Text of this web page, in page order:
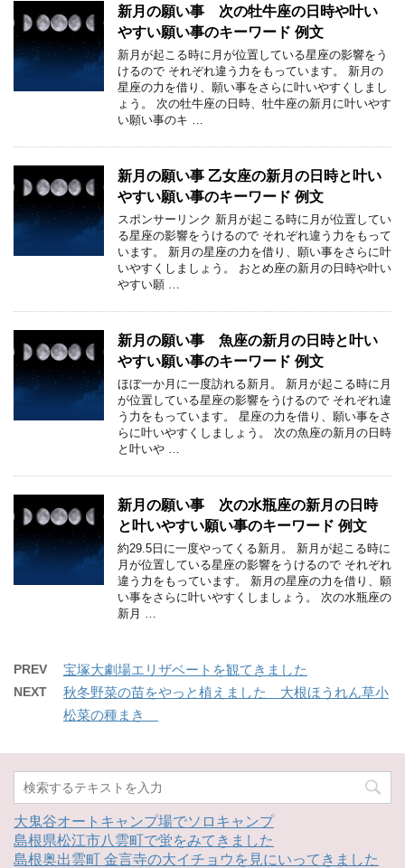
新月の願い事 次の牡牛座の日時や叶い
やすい願い事のキーワード 例文
新月が起こる時に月が位置している星座の影響をう
けるので それぞれ違う力をもっています。 新月の
星座の力を借り、願い事をさらに叶いやすくしまし
ょう。 次の牡牛座の日時、牡牛座の新月に叶いやす
い願い事のキ …
新月の願い事 乙女座の新月の日時と叶い
やすい願い事のキーワード 例文
スポンサーリンク 新月が起こる時に月が位置してい
る星座の影響をうけるので それぞれ違う力をもって
います。 新月の星座の力を借り、願い事をさらに叶
いやすくしましょう。 おとめ座の新月の日時や叶い
やすい願 …
新月の願い事 魚座の新月の日時と叶い
やすい願い事のキーワード 例文
ほぼ一か月に一度訪れる新月。 新月が起こる時に月
が位置している星座の影響をうけるので それぞれ違
う力をもっています。 星座の力を借り、願い事をさ
らに叶いやすくしましょう。 次の魚座の新月の日時
と叶いや …
新月の願い事 次の水瓶座の新月の日時
と叶いやすい願い事のキーワード 例文
約29.5日に一度やってくる新月。 新月が起こる時に
月が位置している星座の影響をうけるので それぞれ
違う力をもっています。 新月の星座の力を借り、願
い事をさらに叶いやすくしましょう。 次の水瓶座の
新月 …
PREV 宝塚大劇場エリザベートを観てきました
NEXT
秋冬野菜の苗をやっと植えました 大根ほうれん草小
松菜の種まき
大鬼谷オートキャンプ場でソロキャンプ
島根県松江市八雲町で蛍をみてきました
島根奥出雲町 金言寺の大イチョウを見にいってきました